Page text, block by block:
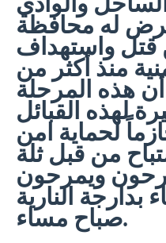
والوادي
له محافظة
واستهداف
منذ أكثر من
هذه المرحلة
لهذه القبائل
لحماية امن
من قبل ثلة
ويمرحون
بدارجة النارية
صباح مساء.